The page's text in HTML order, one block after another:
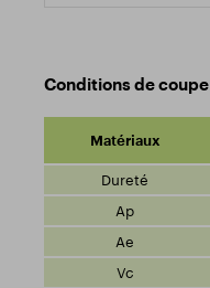
Conditions de coupe